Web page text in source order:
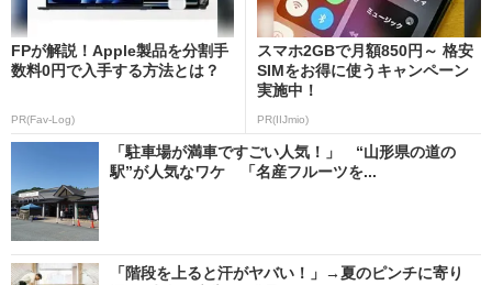
FPが解説！Apple製品を分割手
数料0円で入手する方法とは？
PR(Fav-Log)
スマホ2GBで月額850円～ 格安
SIMをお得に使うキャンペーン
実施中！
PR(IIJmio)
「駐車場が満車ですごい人気！」 “山形県の道の
駅”が人気なワケ 「名産フルーツを...
「階段を上ると汗がヤバい！」→夏のピンチに寄り